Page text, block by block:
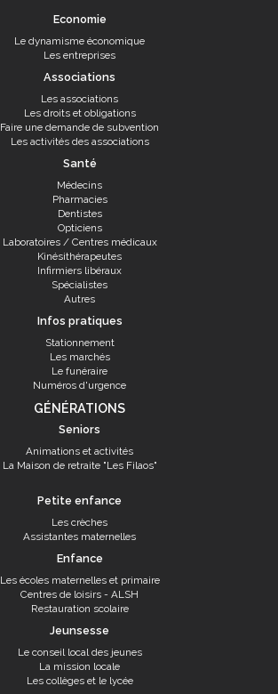
Economie
Le dynamisme économique
Les entreprises
Associations
Les associations
Les droits et obligations
Faire une demande de subvention
Les activités des associations
Santé
Médecins
Pharmacies
Dentistes
Opticiens
Laboratoires / Centres médicaux
Kinésithérapeutes
Infirmiers libéraux
Spécialistes
Autres
Infos pratiques
Stationnement
Les marchés
Le funéraire
Numéros d'urgence
GÉNÉRATIONS
Seniors
Animations et activités
La Maison de retraite "Les Filaos"
Petite enfance
Les crèches
Assistantes maternelles
Enfance
Les écoles maternelles et primaire
Centres de loisirs - ALSH
Restauration scolaire
Jeunsesse
Le conseil local des jeunes
La mission locale
Les collèges et le lycée